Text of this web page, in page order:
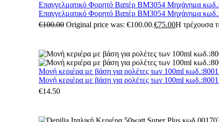
Επαγγελματικό Φορητό Βαπέρ BM3054 Μηχάνημα
Επαγγελματικό Φορητό Βαπέρ BM3054 Μηχάνημα
€100.00 Original price was: €100.00.€75.00Η τρέχουσα
Μονή κεριέρα με βάση για ρολέτες των 100ml
Μονή κεριέρα με βάση για ρολέτες των 100ml
€14.50